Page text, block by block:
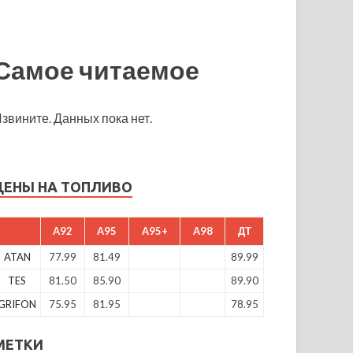
читаемое
Данных пока нет.
НА ТОПЛИВО
A92 A95 A95+ A98 ДТ
ATAN 77.99 81.49
89.99
TES
81.50 85.90
89.90
75.95 81.95 78.95